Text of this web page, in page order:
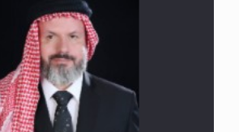
إتمام حفظ القرآن الكريم لثلاثة طلاب